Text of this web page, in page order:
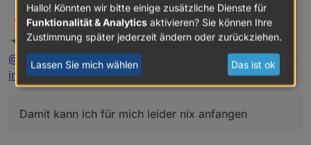
Rogni@MrX552 @Homoranwie im vorigen Post angegeben
habe ich ein paar kleine Blocklys gemacht, das letzte
kann man ignorieren.
Auf Nachfrage bei FoxESS habe ich neue Register
erhalten, wahrscheinlich die Abfrage vom Chint.
Allerdings bekomme ich hier keine Werte:
Nicht stören
Homoranschrieb am 12. Nov. 2025, 08:53
@ rogni sagte in FoxEss H3 Wechselrichter per Modbus
in ioBroker:
Damit kann ich für mich leider nix anfangen
Hallo! Könnten wir bitte einige zusätzliche Dienste für
Funktionalität & Analytics aktivieren? Sie können Ihre
Zustimmung später jederzeit ändern oder zurückziehen.
Lassen Sie mich wählen Das ist ok